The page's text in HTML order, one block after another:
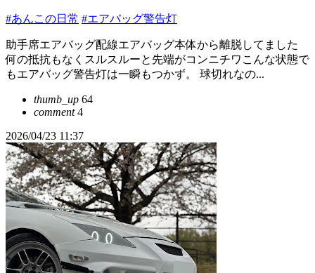
#あんこの日常 #エアバッグ警告灯
助手席エアバッグ配線エアバッグ本体から離脱してました
何の抵抗もなくスルスルーと先端がコンニチワこんな状態で
もエアバッグ警告灯は一瞬もつかず。 球切れなの...
thumb_up 64
comment4
2026/04/23 11:37